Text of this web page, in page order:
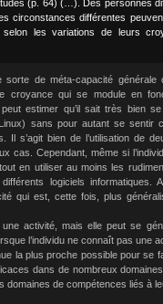
(p. 64) (…). Des personnes
circonstances différentes
les variations de leurs
sorte de méta-capacité
croyance qui se module en
estimer qu’il sait très bien
sans pour autant se sentir
Il s’agit bien de l’utilisation de
cas. Cependant, même si
en utiliser au moins les
logiciels informatiques.
qui est, cette fois, plus
activité, mais elle peut se
l’individu ne connaît pas une
la plus proche possible pour se
dans de nombreux
de compétences liés à